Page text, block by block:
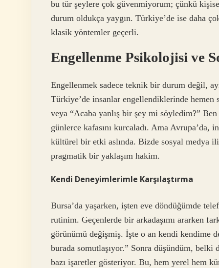
bu tür şeylere çok güvenmiyorum; çünkü
durum oldukça yaygın. Türkiye’de ise daha
klasik yöntemler geçerli.
Engellenme Psikolojisi ve
Engellenmek sadece teknik bir durum değil,
Türkiye’de insanlar engellendiklerinde hemen
veya “Acaba yanlış bir şey mi söyledim?”
günlerce kafasını kurcaladı. Ama
kültürel bir etki aslında. Bizde sosyal medya
pragmatik bir yaklaşım hakim.
Kendi Deneyimlerimle Karşılaştırma
Bursa’da yaşarken, işten eve döndüğümde
rutinim. Geçenlerde bir arkadaşımı ararken
görünümü değişmiş. İşte o an kendi kendime
burada somutlaşıyor.” Sonra düşündüm,
bazı işaretler gösteriyor. Bu, hem yerel hem